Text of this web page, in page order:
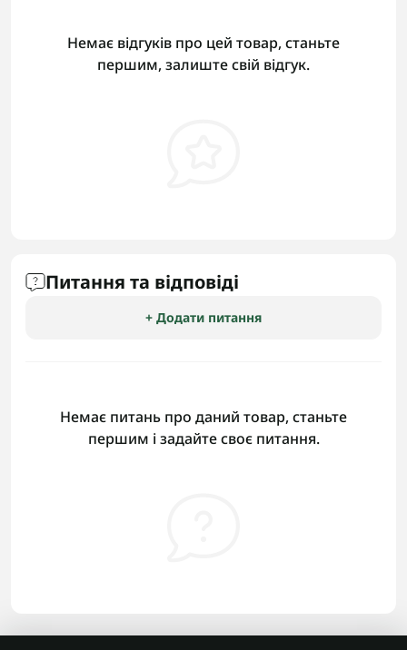
Немає відгуків про цей товар, станьте
першим, залиште свій відгук.
Питання та відповіді
+ Додати питання
Немає питань про даний товар, станьте
першим і задайте своє питання.